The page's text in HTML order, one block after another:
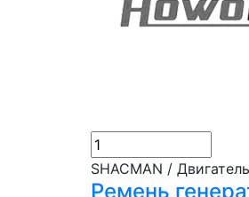
SHACMAN / Двигатель
Ремень